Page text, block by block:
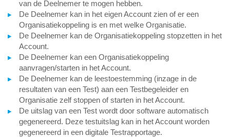
van de Deelnemer te mogen hebben.
De Deelnemer kan in het eigen Account zien of er een
Organisatiekoppeling is en met welke Organisatie.
De Deelnemer kan de Organisatiekoppeling stopzetten in het
Account.
De Deelnemer kan een Organisatiekoppeling
aanvragen/starten in het Account.
De Deelnemer kan de leestoestemming (inzage in de
resultaten van een Test) aan een Testbegeleider en
Organisatie zelf stoppen of starten in het Account.
De uitslag van een Test wordt door software automatisch
gegenereerd. Deze testuitslag kan in het Account worden
gegenereerd in een digitale Testrapportage.